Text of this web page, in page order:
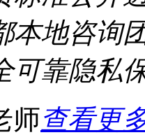
本地咨询
可靠隐私
师查看更